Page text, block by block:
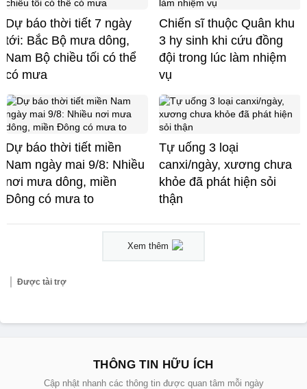
Dự báo thời tiết 7 ngày
tới: Bắc Bộ mưa dông,
Nam Bộ chiều tối có thể
có mưa
Chiến sĩ thuộc Quân khu
3 hy sinh khi cứu đồng
đội trong lúc làm nhiệm
vụ
Dự báo thời tiết miền
Nam ngày mai 9/8: Nhiều
nơi mưa dông, miền
Đông có mưa to
Tự uống 3 loại
canxi/ngày, xương chưa
khỏe đã phát hiện sỏi
thận
Xem thêm
Được tài trợ
THÔNG TIN HỮU ÍCH
Cập nhật nhanh các thông tin được quan tâm mỗi ngày